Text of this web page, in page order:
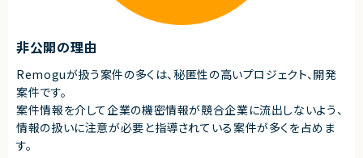
1.生成AIツールを活用した制作フローの知見
アップ力
■求める人物像
・自走して制作でき、修正コストを抑えられる方
・スピードと品質を両立できる方
・最新ツール・AIを積極活用できる方
・柔軟なコミュニケーションが取れる方
契約形態
非公開の理由
Remoguが扱う案件の多くは、秘匿性の高いプロジェクト、開発
案件です。
案件情報を介して企業の機密情報が競合企業に流出しないよう、
情報の扱いに注意が必要と指導されている案件が多くを占めま
す。